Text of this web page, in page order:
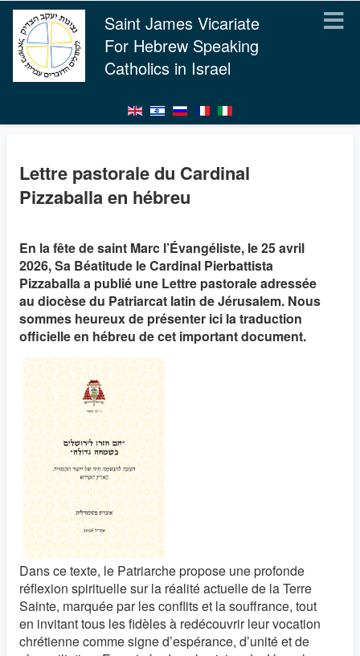
Saint James Vicariate
For Hebrew Speaking
Catholics in Israel
Lettre pastorale du Cardinal
Pizzaballa en hébreu
En la fête de saint Marc l’Évangéliste, le 25 avril
2026, Sa Béatitude le Cardinal Pierbattista
Pizzaballa a publié une Lettre pastorale adressée
au diocèse du Patriarcat latin de Jérusalem. Nous
sommes heureux de présenter ici la traduction
officielle en hébreu de cet important document.
Dans ce texte, le Patriarche propose une profonde
réflexion spirituelle sur la réalité actuelle de la Terre
Sainte, marquée par les conflits et la souffrance, tout
en invitant tous les fidèles à redécouvrir leur vocation
chrétienne comme signe d’espérance, d’unité et de